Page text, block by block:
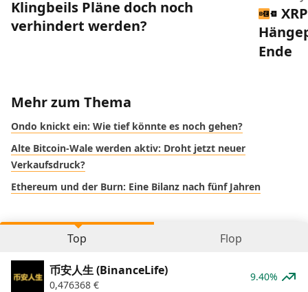
Klingbeils Pläne doch noch
verhindert werden?
Ende
Mehr zum Thema
Ondo knickt ein: Wie tief könnte es noch gehen?
Alte Bitcoin-Wale werden aktiv: Droht jetzt neuer
Verkaufsdruck?
Ethereum und der Burn: Eine Bilanz nach fünf Jahren
Top Flop
币安人生 (BinanceLife)
0,476368 €
9.40%